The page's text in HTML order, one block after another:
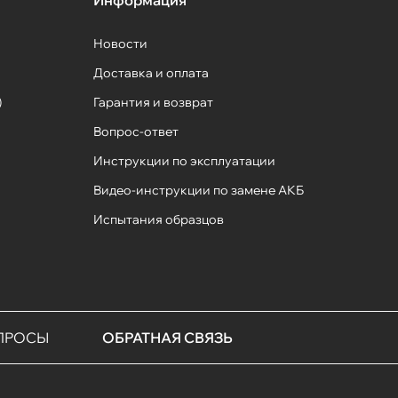
Новости
Доставка и оплата
Гарантия и возврат
Вопрос-ответ
Инструкции по эксплуатации
Видео-инструкции по замене АКБ
Испытания образцов
ОБРАТНАЯ СВЯЗЬ